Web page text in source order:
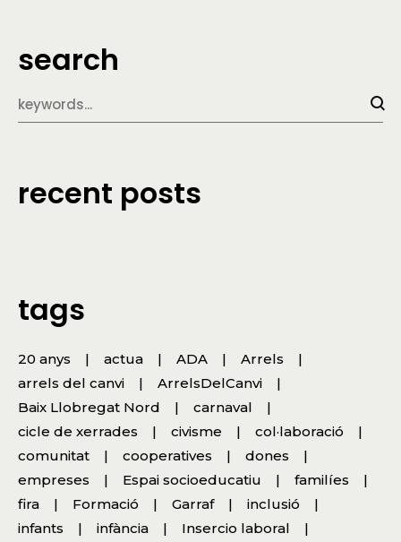
search
recent posts
tags
20 anys actua ADA
Arrels
arrels del canvi
ArrelsDelCanvi
Baix Llobregat Nord
carnaval
cicle de xerrades
civisme
col·laboració
comunitat
cooperatives
dones
empreses
Espai socioeducatiu
familíes
fira
Formació Garraf
inclusió
infants
infància
Insercio laboral